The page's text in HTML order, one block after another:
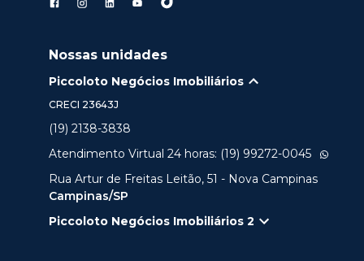
Nossas unidades
Piccoloto Negócios Imobiliários
CRECI 23643J
(19) 2138-3838
Atendimento Virtual 24 horas: (19) 99272-0045
Rua Artur de Freitas Leitão, 51 - Nova Campinas
Campinas/SP
Piccoloto Negócios Imobiliários 2